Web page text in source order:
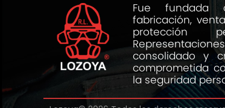
Fue fundada
fabricación,
protección
consolidado y
comprometida
la seguridad